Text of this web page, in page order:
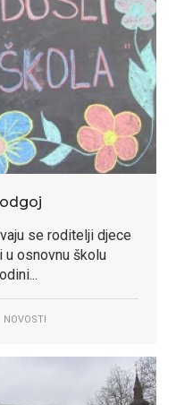
se roditelji djece
u osnovnu školu
NOVOSTI